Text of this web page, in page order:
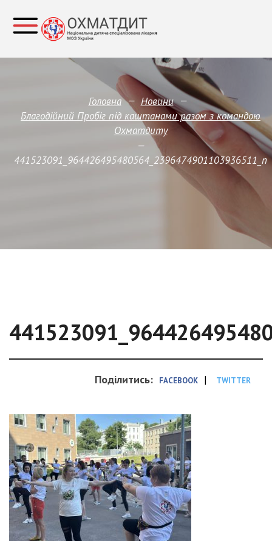
Головна — Новини —
Благодійний Пробіг під каштанами разом з командою
Охматдиту
—
441523091_964426495480564_2396474901103936511_n
Поділитись: FACEBOOK | TWITTER